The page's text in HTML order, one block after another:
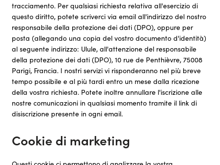
tracciamento. Per qualsiasi richiesta relativa all'esercizio di
questo diritto, potete scriverci via email all'indirizzo del nostro
responsabile della protezione dei dati (DPO), oppure per
posta (allegando una copia del vostro documento d'identità)
al seguente indirizzo: Ulule, all'attenzione del responsabile
della protezione dei dati (DPO), 10 rue de Penthièvre, 75008
Parigi, Francia. I nostri servizi vi risponderanno nel più breve
tempo possibile e al più tardi entro un mese dalla ricezione
della vostra richiesta. Potete inoltre annullare l'iscrizione alle
nostre comunicazioni in qualsiasi momento tramite il link di
disiscrizione presente in ogni email.
Cookie di marketing